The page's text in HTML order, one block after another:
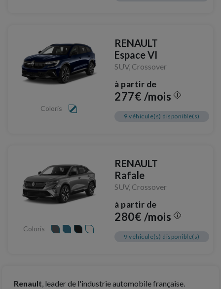
Coloris
RENAULT
Espace VI
SUV, Crossover
à partir de
277€ /mois
9 véhicule(s) disponible(s)
Coloris
RENAULT
Rafale
SUV, Crossover
à partir de
280€ /mois
9 véhicule(s) disponible(s)
Renault, leader de l'industrie automobile française.